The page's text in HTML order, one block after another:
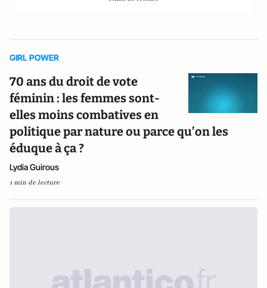
GIRL POWER
70 ans du droit de vote
féminin : les femmes sont-
elles moins combatives en
politique par nature ou parce qu’on les
éduque à ça ?
Lydia Guirous
1 min de lecture